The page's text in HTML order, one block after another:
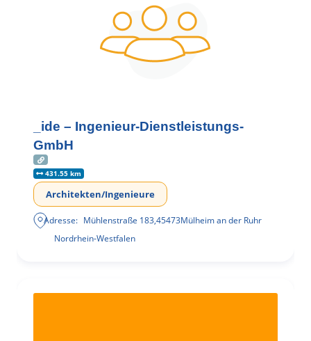
_ide – Ingenieur-Dienstleistungs-
GmbH
431.55 km
Architekten/Ingenieure
Adresse: Mühlenstraße 183,45473Mülheim an der Ruhr
Nordrhein-Westfalen